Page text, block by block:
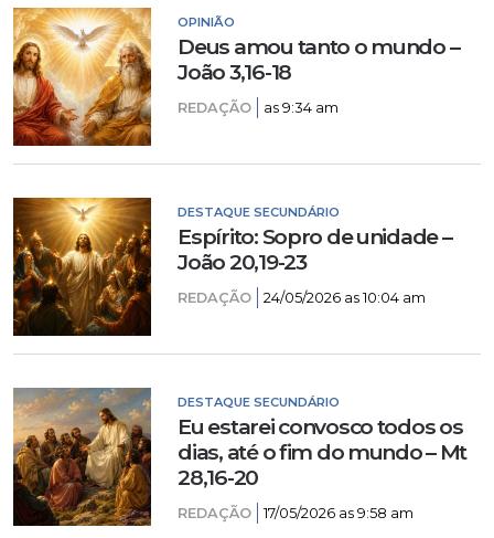
OPINIÃO
Deus amou tanto o mundo –
João 3,16-18
REDAÇÃO as 9:34 am
DESTAQUE SECUNDÁRIO
Espírito: Sopro de unidade –
João 20,19-23
REDAÇÃO 24/05/2026 as 10:04 am
DESTAQUE SECUNDÁRIO
Eu estarei convosco todos os
dias, até o fim do mundo – Mt
28,16-20
REDAÇÃO 17/05/2026 as 9:58 am